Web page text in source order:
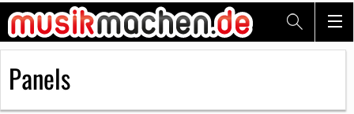
Panels